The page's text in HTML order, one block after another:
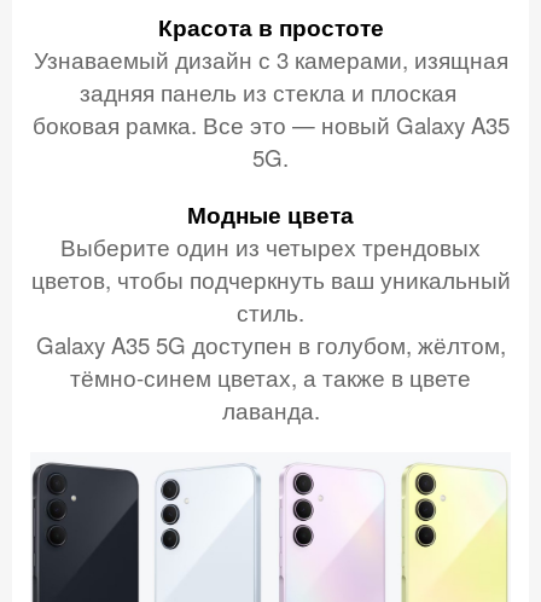
Красота в простоте
Узнаваемый дизайн с 3 камерами, изящная
задняя панель из стекла и плоская
боковая рамка. Все это — новый Galaxy A35
5G.
Модные цвета
Выберите один из четырех трендовых
цветов, чтобы подчеркнуть ваш уникальный
стиль.
Galaxy A35 5G доступен в голубом, жёлтом,
тёмно-синем цветах, а также в цвете
лаванда.